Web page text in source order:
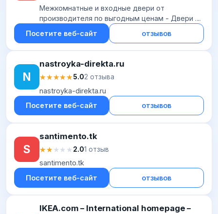
Межкомнатные и входные двери от
производителя по выгодным ценам - Двери и
Посетите веб-сайт отзывов
N
nastroyka-direkta.ru
★★★★★
★★★★★5.02 отзыва
nastroyka-direkta.ru
Посетите веб-сайт
отзывов
S
santimento.tk
★★★★★
★★★★★2.01 отзыв
santimento.tk
Посетите веб-сайт
отзывов
IKEA.com – International homepage –